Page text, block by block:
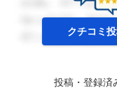
クチコミ
投稿・登録済